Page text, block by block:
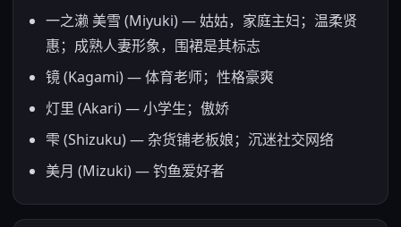
一之濑 美雪 (Miyuki) — 姑姑，家庭主妇；温柔贤
惠；成熟人妻形象，围裙是其标志
镜 (Kagami) — 体育老师；性格豪爽
灯里 (Akari) — 小学生；傲娇
雫 (Shizuku) — 杂货铺老板娘；沉迷社交网络
美月 (Mizuki) — 钓鱼爱好者